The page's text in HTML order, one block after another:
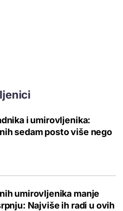
i umirovljenika:
sedam posto više nego
umirovljenika manje
Najviše ih radi u ovih